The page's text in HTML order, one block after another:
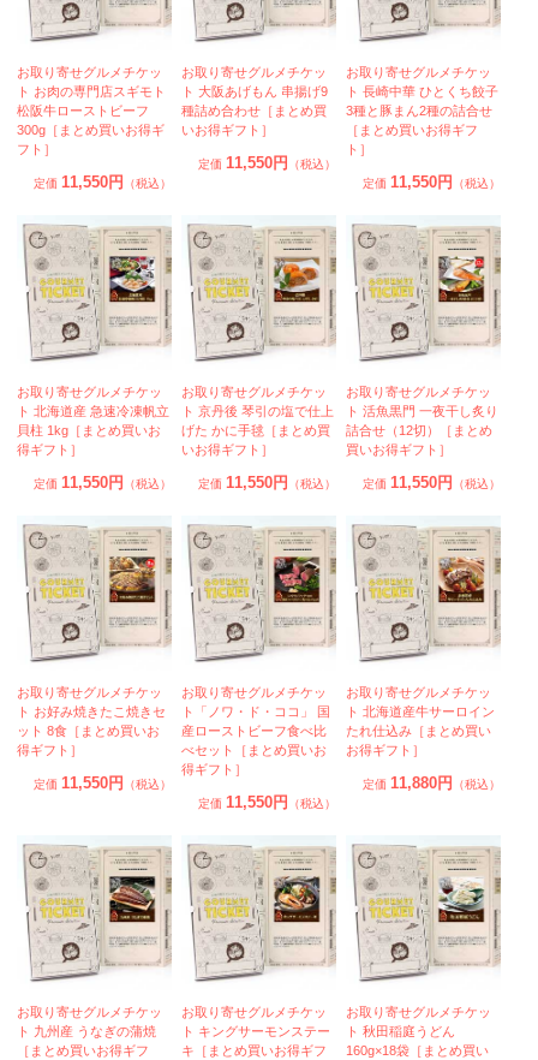
お取り寄せグルメチケッ
ト お肉の専門店スギモト
松阪牛ローストビーフ
300g［まとめ買いお得ギ
フト］
定価 11,550円 （税込）
お取り寄せグルメチケッ
ト 大阪あげもん 串揚げ9
種詰め合わせ［まとめ買
いお得ギフト］
定価 11,550円 （税込）
お取り寄せグルメチケッ
ト 長崎中華 ひとくち餃子
3種と豚まん2種の詰合せ
［まとめ買いお得ギフ
ト］
定価 11,550円 （税込）
お取り寄せグルメチケッ
ト 北海道産 急速冷凍帆立
貝柱 1kg［まとめ買いお
得ギフト］
定価 11,550円 （税込）
お取り寄せグルメチケッ
ト 京丹後 琴引の塩で仕上
げた かに手毬［まとめ買
いお得ギフト］
定価 11,550円 （税込）
お取り寄せグルメチケッ
ト 活魚黒門 一夜干し炙り
詰合せ（12切）［まとめ
買いお得ギフト］
定価 11,550円 （税込）
お取り寄せグルメチケッ
ト お好み焼きたこ焼きセ
ット 8食［まとめ買いお
得ギフト］
定価 11,550円 （税込）
お取り寄せグルメチケッ
ト「ノワ・ド・ココ」 国
産ローストビーフ食べ比
べセット［まとめ買いお
得ギフト］
定価 11,550円 （税込）
お取り寄せグルメチケッ
ト 北海道産牛サーロイン
たれ仕込み［まとめ買い
お得ギフト］
定価 11,880円 （税込）
お取り寄せグルメチケッ
ト 九州産 うなぎの蒲焼
［まとめ買いお得ギフ
お取り寄せグルメチケッ
ト キングサーモンステー
キ［まとめ買いお得ギフ
お取り寄せグルメチケッ
ト 秋田稲庭うどん
160g×18袋［まとめ買い